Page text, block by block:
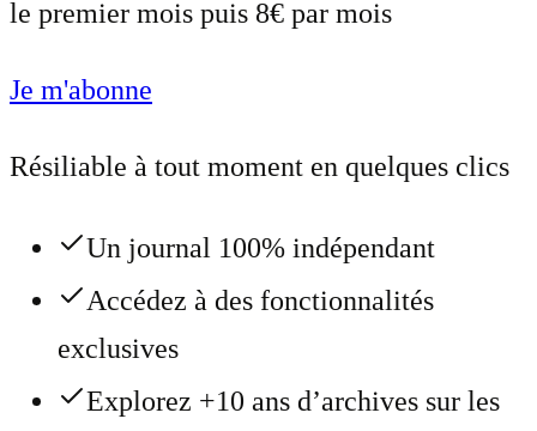
le premier mois puis 8€ par mois
Je m'abonne
Résiliable à tout moment en quelques clics
Un journal 100% indépendant
Accédez à des fonctionnalités
exclusives
Explorez +10 ans d’archives sur les